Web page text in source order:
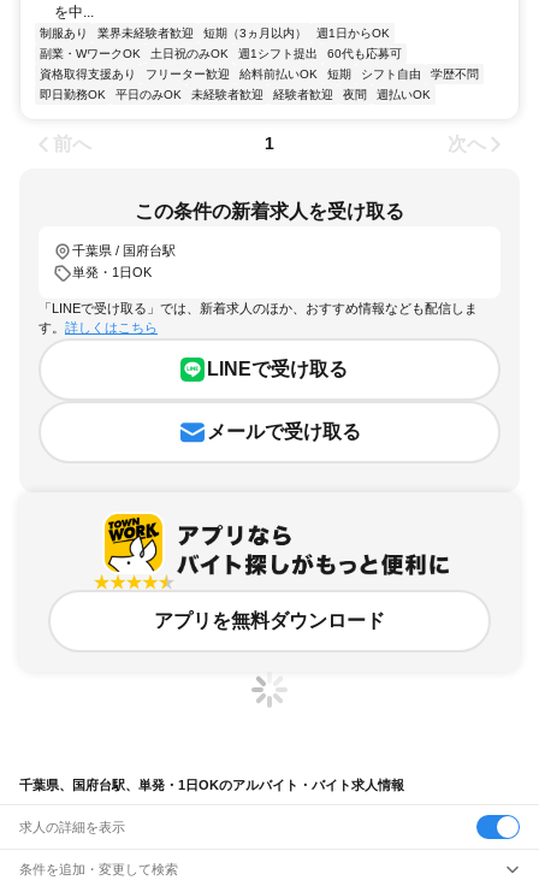
を中...
制服あり 業界未経験者歓迎 短期（3ヵ月以内）
週1日からOK
副業・WワークOK
土日祝のみOK 週1シフト提出
60代も応募可
資格取得支援あり
フリーター歓迎 給料前払いOK 短期 シフト自由
学歴不問
即日勤務OK
平日のみOK 未経験者歓迎 経験者歓迎 夜間 週払いOK
前へ 1 次へ
この条件の新着求人を受け取る
千葉県 / 国府台駅
単発・1日OK
「LINEで受け取る」では、新着求人のほか、おすすめ情報なども配信しま
す。 詳しくはこちら
LINEで受け取る
メールで受け取る
アプリを無料ダウンロード
千葉県、国府台駅、単発・1日OKのアルバイト・バイト求人情報
求人の詳細を表示
条件を追加・変更して検索